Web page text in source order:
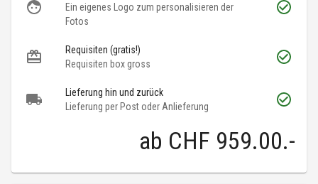
Ein eigenes Logo zum personalisieren der
Fotos
Requisiten (gratis!)
Requisiten box gross
Lieferung hin und zurück
Lieferung per Post oder Anlieferung
ab CHF 959.00.-